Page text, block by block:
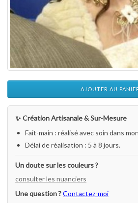
AJOUTER AU
✨ Création Artisanale & Sur-Mesure
Fait-main : réalisé avec soin dans
Délai de réalisation : 5 à 8 jours.
Un doute sur les couleurs ?
consulter les nuanciers
Une question ?Contactez-moi